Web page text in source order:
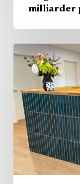
milliarder
Nyt
friplejehjem
fusionsmodel
på
personaleområdet